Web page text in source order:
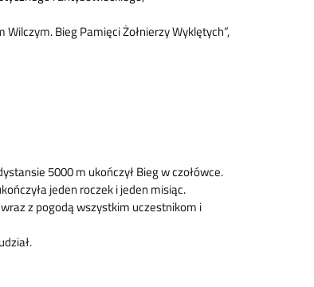
Bieg Pamięci Żołnierzy Wyklętych”,
5000 m ukończył Bieg w czołówce.
jeden roczek i jeden misiąc.
z pogodą wszystkim uczestnikom i